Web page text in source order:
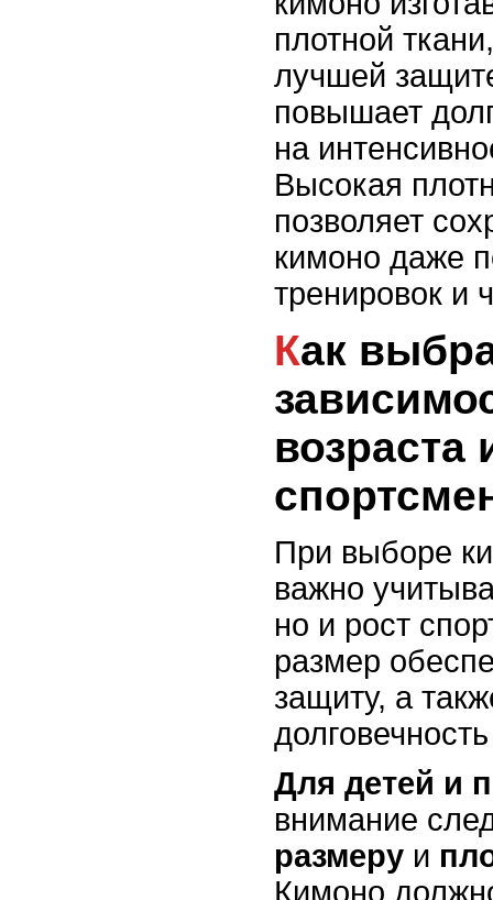
плотной
лучшей
повышает
на
Высокая
позволяет
кимоно даже
тренировок и
Как выбрать кимоно в
возраста
При выборе
важно
но и рост
размер
защиту, а
Для детей и
внимание
размеру и
Кимоно